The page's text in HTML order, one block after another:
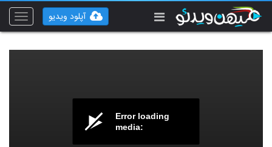
Toggle
آپلود ویدیو
Error loading
media: